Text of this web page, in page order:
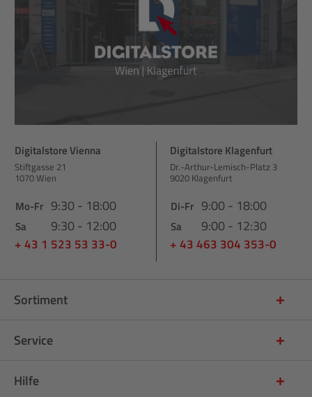
Digitalstore Vienna
Stiftgasse 21
1070 Wien
Mo-Fr 9:30 - 18:00
Sa 9:30 - 12:00
+ 43 1 523 53 33-0
Digitalstore Klagenfurt
Dr.-Arthur-Lemisch-Platz 3
9020 Klagenfurt
Di-Fr 9:00 - 18:00
Sa 9:00 - 12:30
+ 43 463 304 353-0
Sortiment
Service
Hilfe